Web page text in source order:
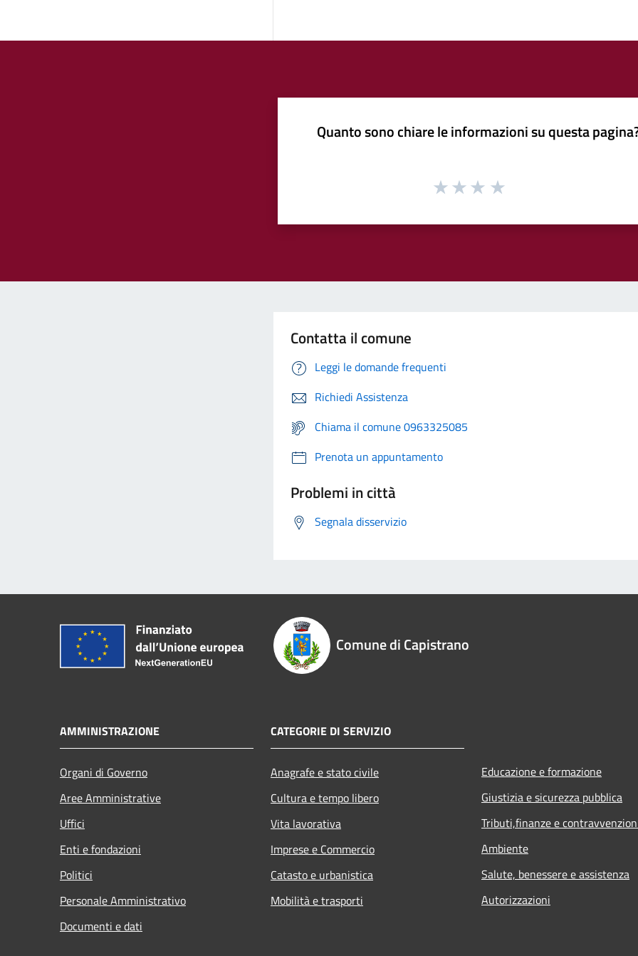
Quanto sono chiare le informazioni su questa
Contatta il comune
Leggi le domande frequenti
Richiedi Assistenza
Chiama il comune 0963325085
Prenota un appuntamento
Problemi in città
Segnala disservizio
Comune di Capistrano
AMMINISTRAZIONE
Organi di Governo
Aree Amministrative
Uffici
Enti e fondazioni
Politici
Personale Amministrativo
Documenti e dati
CATEGORIE DI SERVIZIO
Anagrafe e stato civile
Cultura e tempo libero
Vita lavorativa
Imprese e Commercio
Catasto e urbanistica
Mobilità e trasporti
Educazione e formazione
Giustizia e sicurezza pubblica
Tributi,finanze e
Ambiente
Salute, benessere e assistenza
Autorizzazioni